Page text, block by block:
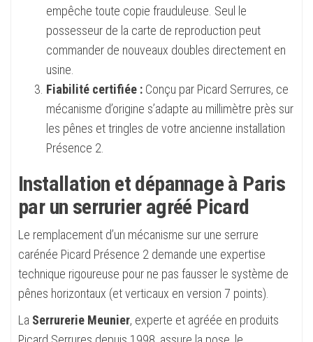
empêche toute copie frauduleuse. Seul le
possesseur de la carte de reproduction peut
commander de nouveaux doubles directement en
usine.
Fiabilité certifiée : Conçu par Picard Serrures, ce
mécanisme d’origine s’adapte au millimètre près sur
les pênes et tringles de votre ancienne installation
Présence 2.
Installation et dépannage à Paris
par un serrurier agréé Picard
Le remplacement d’un mécanisme sur une serrure
carénée Picard Présence 2 demande une expertise
technique rigoureuse pour ne pas fausser le système de
pênes horizontaux (et verticaux en version 7 points).
La Serrurerie Meunier, experte et agréée en produits